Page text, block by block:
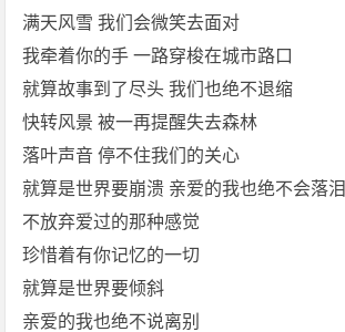
杰
满天风雪 我们会微笑去面对
我牵着你的手 一路穿梭在城市路口
就算故事到了尽头 我们也绝不退缩
快转风景 被一再提醒失去森林
落叶声音 停不住我们的关心
就算是世界要崩溃 亲爱的我也绝不会落泪
不放弃爱过的那种感觉
珍惜着有你记忆的一切
就算是世界要倾斜
亲爱的我也绝不说离别